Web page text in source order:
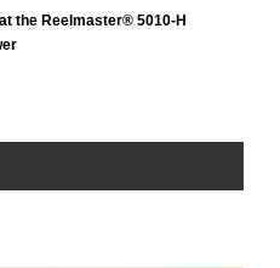
the Reelmaster® 5010-H